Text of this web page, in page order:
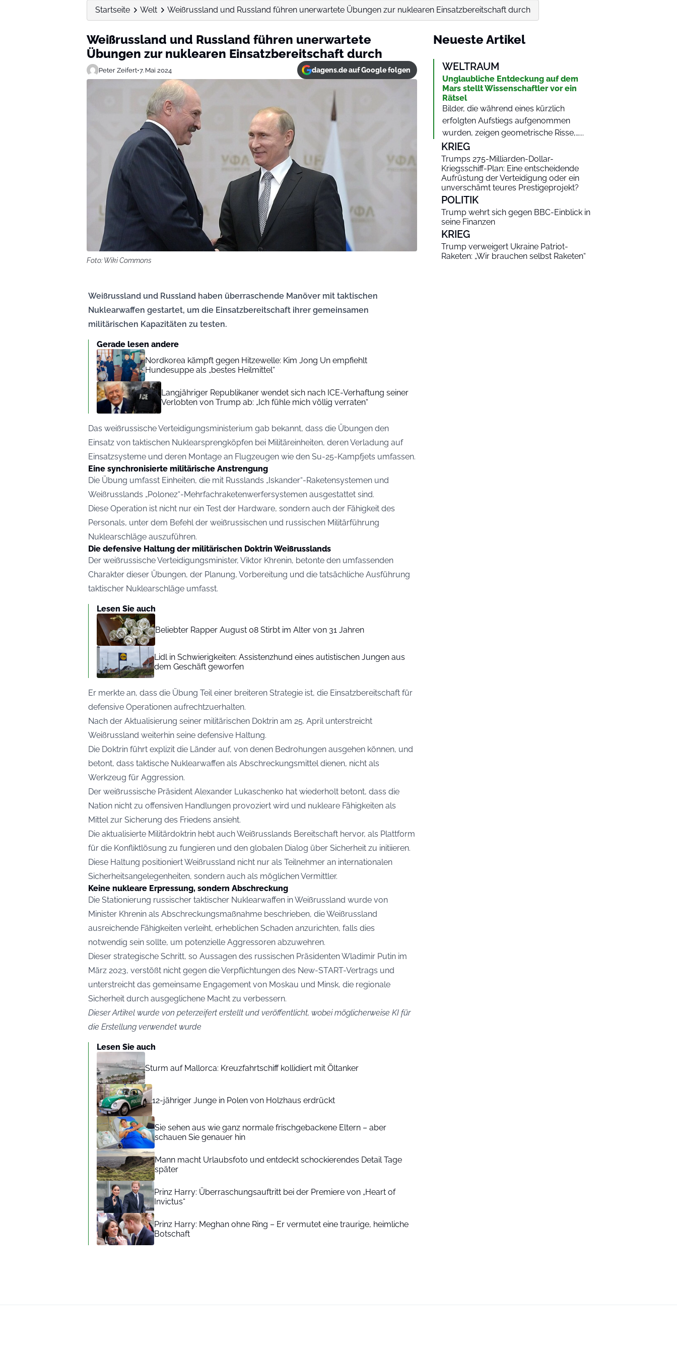
Startseite Welt Weißrussland und Russland führen unerwartete Übungen zur nuklearen Einsatzbereitschaft durch
Weißrussland und Russland führen unerwartete
Übungen zur nuklearen Einsatzbereitschaft durch
Peter Zeifert•7. Mai 2024 dagens.de auf Google folgen
Foto: Wiki Commons
Weißrussland und Russland haben überraschende Manöver mit taktischen
Nuklearwaffen gestartet, um die Einsatzbereitschaft ihrer gemeinsamen
militärischen Kapazitäten zu testen.
Gerade lesen andere
Nordkorea kämpft gegen Hitzewelle: Kim Jong Un empfiehlt
Hundesuppe als „bestes Heilmittel“
Langjähriger Republikaner wendet sich nach ICE-Verhaftung seiner
Verlobten von Trump ab: „Ich fühle mich völlig verraten“
Das weißrussische Verteidigungsministerium gab bekannt, dass die Übungen den
Einsatz von taktischen Nuklearsprengköpfen bei Militäreinheiten, deren Verladung auf
Einsatzsysteme und deren Montage an Flugzeugen wie den Su-25-Kampfjets umfassen.
Eine synchronisierte militärische Anstrengung
Die Übung umfasst Einheiten, die mit Russlands „Iskander“-Raketensystemen und
Weißrusslands „Polonez“-Mehrfachraketenwerfersystemen ausgestattet sind.
Diese Operation ist nicht nur ein Test der Hardware, sondern auch der Fähigkeit des
Personals, unter dem Befehl der weißrussischen und russischen Militärführung
Nuklearschläge auszuführen.
Die defensive Haltung der militärischen Doktrin Weißrusslands
Der weißrussische Verteidigungsminister, Viktor Khrenin, betonte den umfassenden
Charakter dieser Übungen, der Planung, Vorbereitung und die tatsächliche Ausführung
taktischer Nuklearschläge umfasst.
Lesen Sie auch
Beliebter Rapper August 08 Stirbt im Alter von 31 Jahren
Lidl in Schwierigkeiten: Assistenzhund eines autistischen Jungen aus
dem Geschäft geworfen
Er merkte an, dass die Übung Teil einer breiteren Strategie ist, die Einsatzbereitschaft für
defensive Operationen aufrechtzuerhalten.
Nach der Aktualisierung seiner militärischen Doktrin am 25. April unterstreicht
Weißrussland weiterhin seine defensive Haltung.
Die Doktrin führt explizit die Länder auf, von denen Bedrohungen ausgehen können, und
betont, dass taktische Nuklearwaffen als Abschreckungsmittel dienen, nicht als
Werkzeug für Aggression.
Der weißrussische Präsident Alexander Lukaschenko hat wiederholt betont, dass die
Nation nicht zu offensiven Handlungen provoziert wird und nukleare Fähigkeiten als
Mittel zur Sicherung des Friedens ansieht.
Die aktualisierte Militärdoktrin hebt auch Weißrusslands Bereitschaft hervor, als Plattform
für die Konfliktlösung zu fungieren und den globalen Dialog über Sicherheit zu initiieren.
Diese Haltung positioniert Weißrussland nicht nur als Teilnehmer an internationalen
Sicherheitsangelegenheiten, sondern auch als möglichen Vermittler.
Keine nukleare Erpressung, sondern Abschreckung
Die Stationierung russischer taktischer Nuklearwaffen in Weißrussland wurde von
Minister Khrenin als Abschreckungsmaßnahme beschrieben, die Weißrussland
ausreichende Fähigkeiten verleiht, erheblichen Schaden anzurichten, falls dies
notwendig sein sollte, um potenzielle Aggressoren abzuwehren.
Dieser strategische Schritt, so Aussagen des russischen Präsidenten Wladimir Putin im
März 2023, verstößt nicht gegen die Verpflichtungen des New-START-Vertrags und
unterstreicht das gemeinsame Engagement von Moskau und Minsk, die regionale
Sicherheit durch ausgeglichene Macht zu verbessern.
Dieser Artikel wurde von peterzeifert erstellt und veröffentlicht, wobei möglicherweise KI für
die Erstellung verwendet wurde
Lesen Sie auch
Sturm auf Mallorca: Kreuzfahrtschiff kollidiert mit Öltanker
12-jähriger Junge in Polen von Holzhaus erdrückt
Sie sehen aus wie ganz normale frischgebackene Eltern – aber
schauen Sie genauer hin
Mann macht Urlaubsfoto und entdeckt schockierendes Detail Tage
später
Prinz Harry: Überraschungsauftritt bei der Premiere von „Heart of
Invictus“
Prinz Harry: Meghan ohne Ring – Er vermutet eine traurige, heimliche
Botschaft
Neueste Artikel
WELTRAUM
Unglaubliche Entdeckung auf dem
Mars stellt Wissenschaftler vor ein
Rätsel
Bilder, die während eines kürzlich
erfolgten Aufstiegs aufgenommen
wurden, zeigen geometrische Risse,…...
KRIEG
Trumps 275-Milliarden-Dollar-
Kriegsschiff-Plan: Eine entscheidende
Aufrüstung der Verteidigung oder ein
unverschämt teures Prestigeprojekt?
POLITIK
Trump wehrt sich gegen BBC-Einblick in
seine Finanzen
KRIEG
Trump verweigert Ukraine Patriot-
Raketen: „Wir brauchen selbst Raketen“